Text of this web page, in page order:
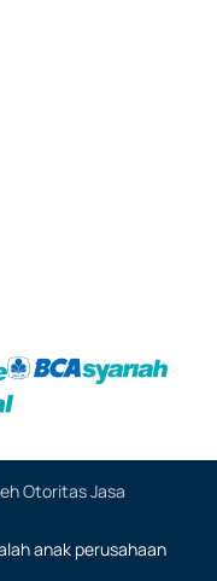
Otoritas Jasa
anak perusahaan